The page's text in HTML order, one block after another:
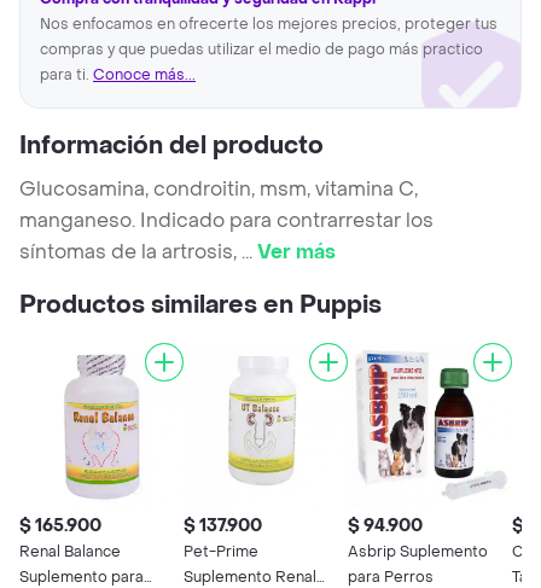
Nos enfocamos en ofrecerte los mejores precios, proteger tus
compras y que puedas utilizar el medio de pago más practico
para ti. Conoce más...
Información del producto
Glucosamina, condroitin, msm, vitamina C,
manganeso. Indicado para contrarrestar los
síntomas de la artrosis, ...Ver más
Productos similares en Puppis
$ 165.900
Renal Balance
Suplemento para
$ 137.900
Pet-Prime
Suplemento Renal
$ 94.900
Asbrip Suplemento
para Perros
$